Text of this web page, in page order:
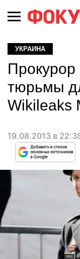
УКРАИНА
Прокурор
тюрьмы
Wikileaks
19.08.2013 в